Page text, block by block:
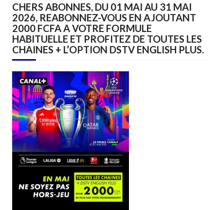
CHERS ABONNES, DU 01 MAI AU 31 MAI
2026, REABONNEZ-VOUS EN AJOUTANT
2000 FCFA A VOTRE FORMULE
HABITUELLE ET PROFITEZ DE TOUTES LES
CHAINES + L’OPTION DSTV ENGLISH PLUS.